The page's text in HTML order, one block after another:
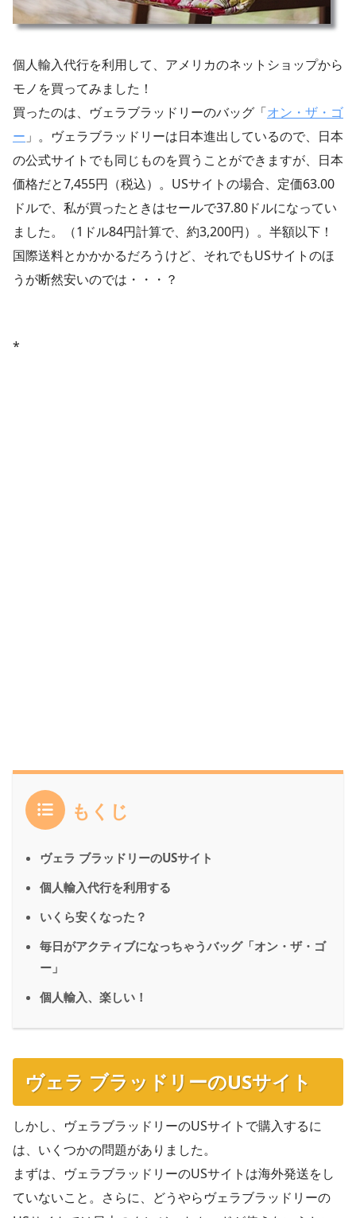
個人輸入代行を利用して、アメリカのネットショップから
モノを買ってみました！
買ったのは、ヴェラブラッドリーのバッグ「オン・ザ・ゴ
ー 」。ヴェラブラッドリーは日本進出しているので、日本
の公式サイトでも同じものを買うことができますが、日本
価格だと7,455円（税込）。USサイトの場合、定価63.00
ドルで、私が買ったときはセールで37.80ドルになってい
ました。（1ドル84円計算で、約3,200円）。半額以下！
国際送料とかかかるだろうけど、それでもUSサイトのほ
うが断然安いのでは・・・？
*
もくじ
ヴェラ ブラッドリーのUSサイト
個人輸入代行を利用する
いくら安くなった？
毎日がアクティブになっちゃうバッグ「オン・ザ・ゴ
ー」
個人輸入、楽しい！
ヴェラ ブラッドリーのUSサイト
しかし、ヴェラブラッドリーのUSサイトで購入するに
は、いくつかの問題がありました。
まずは、ヴェラブラッドリーのUSサイトは海外発送をし
ていないこと。さらに、どうやらヴェラブラッドリーの